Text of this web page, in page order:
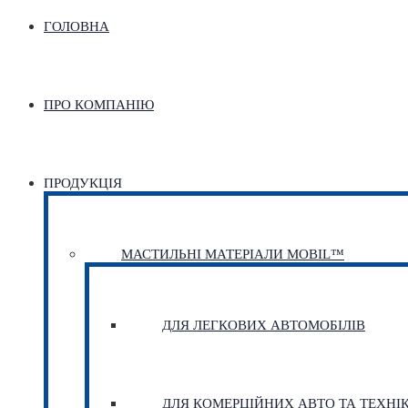
ГОЛОВНА
ПРО КОМПАНІЮ
ПРОДУКЦІЯ
МАСТИЛЬНІ МАТЕРІАЛИ MOBIL™
ДЛЯ ЛЕГКОВИХ АВТОМОБІЛІВ
ДЛЯ КОМЕРЦІЙНИХ АВТО ТА